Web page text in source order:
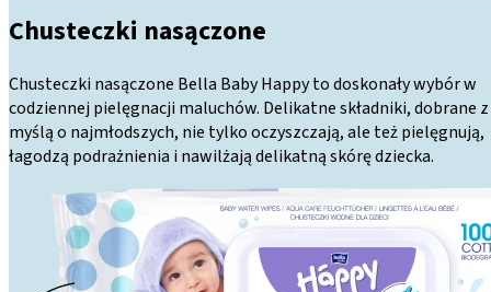
Chusteczki nasączone
Chusteczki nasączone Bella Baby Happy to doskonały wybór w
codziennej pielęgnacji maluchów. Delikatne składniki, dobrane z
myślą o najmłodszych, nie tylko oczyszczają, ale też pielęgnują,
łagodzą podrażnienia i nawilżają delikatną skórę dziecka.